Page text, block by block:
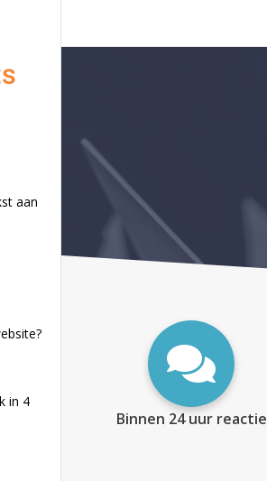
aan
in 4
Binnen 24 uur reactie